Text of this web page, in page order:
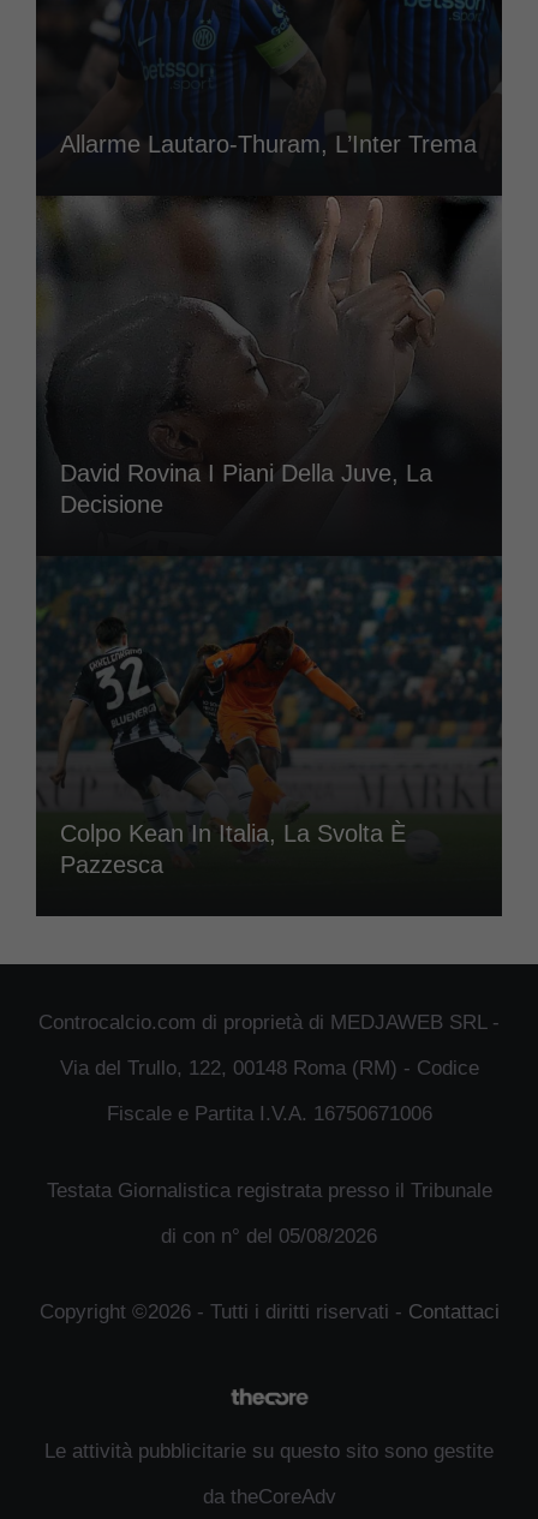
Allarme Lautaro-Thuram, L’Inter Trema
David Rovina I Piani Della Juve, La
Decisione
Colpo Kean In Italia, La Svolta È
Pazzesca
Controcalcio.com di proprietà di MEDJAWEB SRL -
Via del Trullo, 122, 00148 Roma (RM) - Codice
Fiscale e Partita I.V.A. 16750671006
Testata Giornalistica registrata presso il Tribunale
di con n° del 05/08/2026
Copyright ©2026 - Tutti i diritti riservati - Contattaci
Le attività pubblicitarie su questo sito sono gestite
da theCoreAdv